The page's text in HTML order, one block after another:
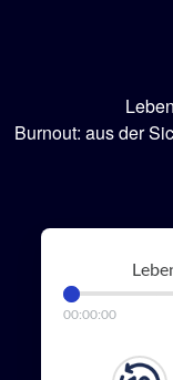
Burnout: aus der
00:00:00